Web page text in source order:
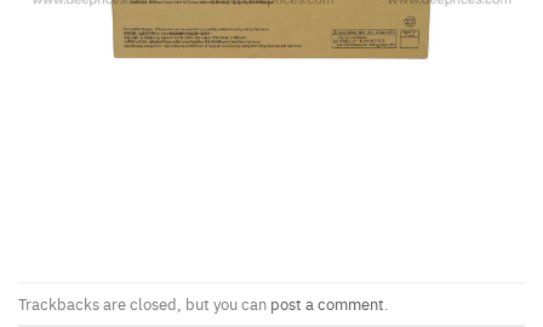
Trackbacks are closed, but you can post a comment